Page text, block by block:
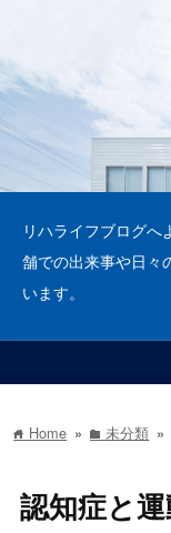
リハライフブログ
舗での出来事や日々
います。
home Home » folder未分類 »
認知症と